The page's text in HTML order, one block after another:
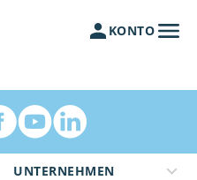
KONTO
UNTERNEHMEN